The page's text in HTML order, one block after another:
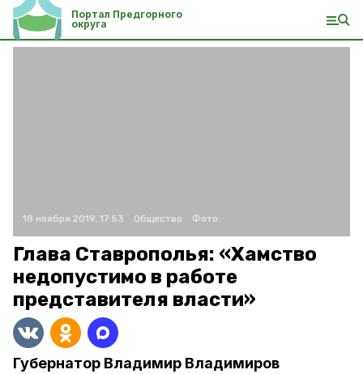
Портал Предгорного
округа
18 ноября 2019, 17:53 Общество Фото:
Глава Ставрополья: «Хамство
недопустимо в работе
представителя власти»
Губернатор Владимир Владимиров